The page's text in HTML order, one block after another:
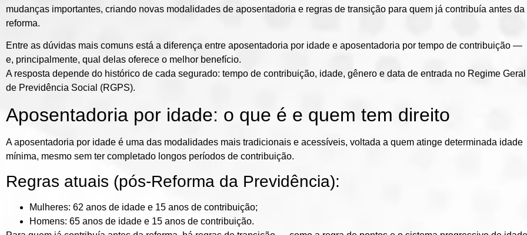
mudanças importantes, criando novas modalidades de aposentadoria e regras de transição para quem já contribuía antes da
reforma.
Entre as dúvidas mais comuns está a diferença entre aposentadoria por idade e aposentadoria por tempo de contribuição —
e, principalmente, qual delas oferece o melhor benefício.
A resposta depende do histórico de cada segurado: tempo de contribuição, idade, gênero e data de entrada no Regime Geral
de Previdência Social (RGPS).
Aposentadoria por idade: o que é e quem tem direito
Aaposentadoria por idade é uma das modalidades mais tradicionais e acessíveis, voltada a quem atinge determinada idade
mínima, mesmo sem ter completado longos períodos de contribuição.
Regras atuais (pós-Reforma da Previdência):
Mulheres: 62 anos de idade e 15 anos de contribuição;
Homens: 65 anos de idade e 15 anos de contribuição.